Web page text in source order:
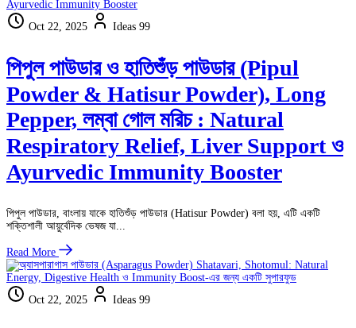
Oct 22, 2025 Ideas 99
পিপুল পাউডার ও হাতিশুঁড় পাউডার (Pipul
Powder & Hatisur Powder), Long
Pepper, লম্বা গোল মরিচ : Natural
Respiratory Relief, Liver Support ও
Ayurvedic Immunity Booster
পিপুল পাউডার, বাংলায় যাকে হাতিশুঁড় পাউডার (Hatisur Powder) বলা হয়, এটি একটি
শক্তিশালী আয়ুর্বেদিক ভেষজ যা...
Read More
Oct 22, 2025 Ideas 99